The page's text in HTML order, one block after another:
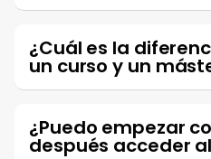
¿Cuál es la
un curso y un
¿Puedo empezar
después acceder